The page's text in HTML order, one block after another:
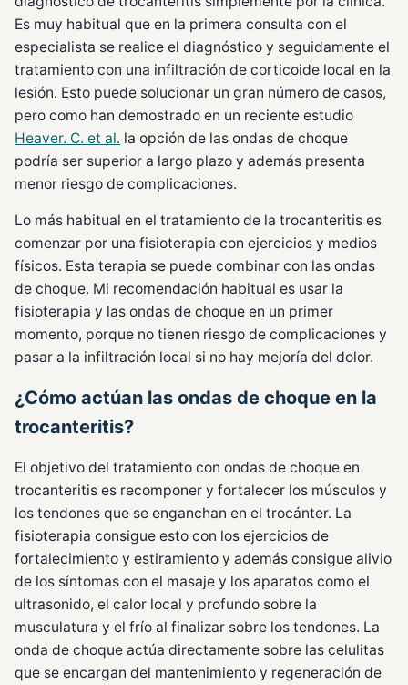
Es muy habitual que en la primera consulta con el
especialista se realice el diagnóstico y seguidamente el
tratamiento con una infiltración de corticoide local en la
lesión. Esto puede solucionar un gran número de casos,
pero como han demostrado en un reciente estudio
Heaver. C. et al. la opción de las ondas de choque
podría ser superior a largo plazo y además presenta
menor riesgo de complicaciones.
Lo más habitual en el tratamiento de la trocanteritis es
comenzar por una fisioterapia con ejercicios y medios
físicos. Esta terapia se puede combinar con las ondas
de choque. Mi recomendación habitual es usar la
fisioterapia y las ondas de choque en un primer
momento, porque no tienen riesgo de complicaciones y
pasar a la infiltración local si no hay mejoría del dolor.
¿Cómo actúan las ondas de choque en la
trocanteritis?
El objetivo del tratamiento con ondas de choque en
trocanteritis es recomponer y fortalecer los músculos y
los tendones que se enganchan en el trocánter. La
fisioterapia consigue esto con los ejercicios de
fortalecimiento y estiramiento y además consigue alivio
de los síntomas con el masaje y los aparatos como el
ultrasonido, el calor local y profundo sobre la
musculatura y el frío al finalizar sobre los tendones. La
onda de choque actúa directamente sobre las celulitas
que se encargan del mantenimiento y regeneración de